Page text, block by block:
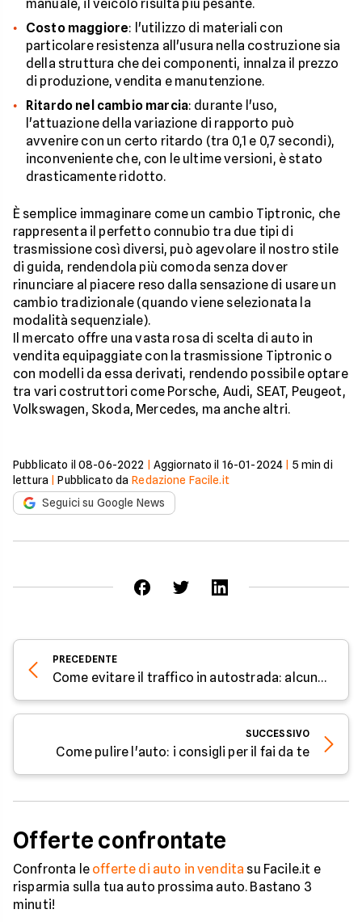
manuale, il veicolo risulta più pesante.
Costo maggiore: l'utilizzo di materiali con
particolare resistenza all'usura nella costruzione sia
della struttura che dei componenti, innalza il prezzo
di produzione, vendita e manutenzione.
Ritardo nel cambio marcia: durante l'uso,
l'attuazione della variazione di rapporto può
avvenire con un certo ritardo (tra 0,1 e 0,7 secondi),
inconveniente che, con le ultime versioni, è stato
drasticamente ridotto.
È semplice immaginare come un cambio Tiptronic, che
rappresenta il perfetto connubio tra due tipi di
trasmissione così diversi, può agevolare il nostro stile
di guida, rendendola più comoda senza dover
rinunciare al piacere reso dalla sensazione di usare un
cambio tradizionale (quando viene selezionata la
modalità sequenziale).
Il mercato offre una vasta rosa di scelta di auto in
vendita equipaggiate con la trasmissione Tiptronic o
con modelli da essa derivati, rendendo possibile optare
tra vari costruttori come Porsche, Audi, SEAT, Peugeot,
Volkswagen, Skoda, Mercedes, ma anche altri.
Pubblicato il 08-06-2022 Aggiornato il 16-01-2024 5 min di
lettura |Pubblicato da Redazione Facile.it
Seguici su Google News
PRECEDENTE
Come evitare il traffico in autostrada: alcuni consigli
SUCCESSIVO
Come pulire l'auto: i consigli per il fai da te
Offerte confrontate
Confronta le offerte di auto in vendita su Facile.it e
risparmia sulla tua auto prossima auto. Bastano 3
minuti!